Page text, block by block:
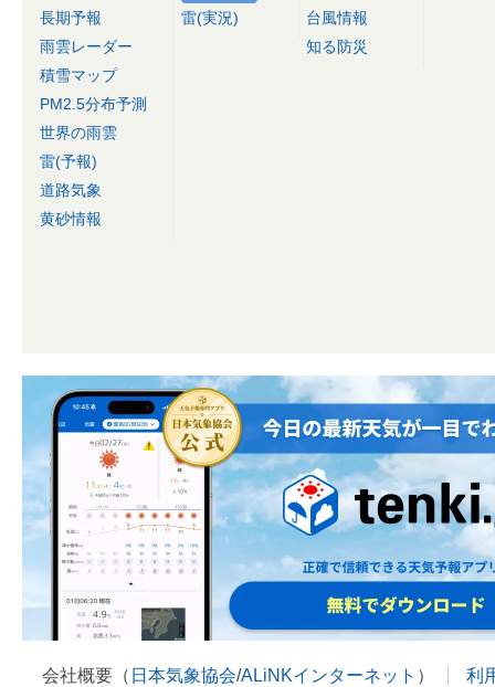
長期予報
雨雲レーダー
積雪マップ
PM2.5分布予測
世界の雨雲
雷(予報)
道路気象
黄砂情報
雷(実況)
台風情報
知る防災
会社概要（ 日本気象協会/ALiNKインターネット ） 利